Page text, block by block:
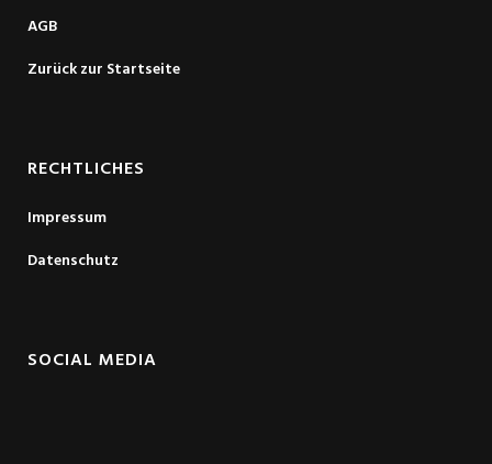
AGB
Zurück zur Startseite
RECHTLICHES
Impressum
Datenschutz
SOCIAL MEDIA